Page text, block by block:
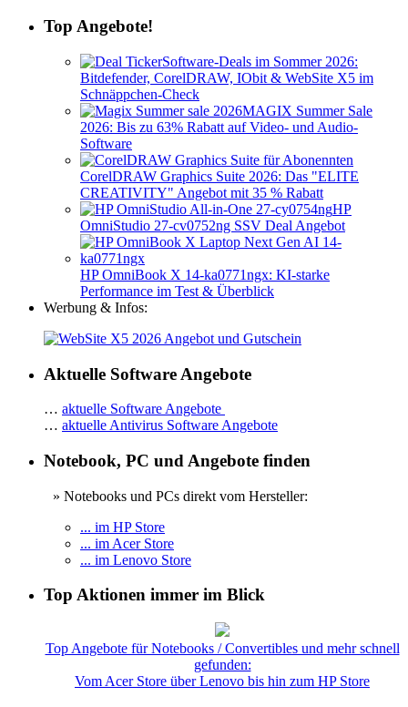
Top Angebote!
Software-Deals im Sommer 2026:
Bitdefender, CorelDRAW, IObit & WebSite X5 im
Schnäppchen-Check
MAGIX Summer Sale
2026: Bis zu 63% Rabatt auf Video- und Audio-
Software
CorelDRAW Graphics Suite 2026: Das "ELITE
CREATIVITY" Angebot mit 35 % Rabatt
HP
OmniStudio 27-cv0752ng SSV Deal Angebot
HP OmniBook X 14-ka0771ngx: KI-starke
Performance im Test & Überblick
Werbung & Infos:
Aktuelle Software Angebote
… aktuelle Software Angebote
… aktuelle Antivirus Software Angebote
Notebook, PC und Angebote finden
» Notebooks und PCs direkt vom Hersteller:
... im HP Store
... im Acer Store
... im Lenovo Store
Top Aktionen immer im Blick
Top Angebote für Notebooks / Convertibles und mehr schnell
gefunden:
Vom Acer Store über Lenovo bis hin zum HP Store